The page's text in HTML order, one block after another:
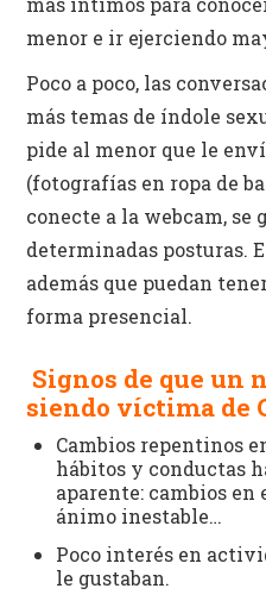
menor e ir ejerciendo
Poco a poco, las
más temas de índole
pide al menor que le
(fotografías en ropa de
conecte a la webcam, se
determinadas posturas.
además que puedan
forma presencial.
Signos de que un
siendo víctima de
Cambios repentinos
hábitos y conductas
aparente: cambios en
ánimo inestable…
Poco interés en
le gustaban.